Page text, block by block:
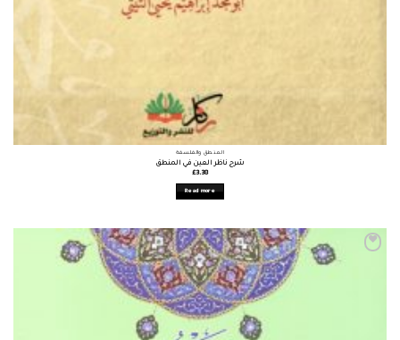
المنطق والفلسفة
شرح ناظر العين في المنطق
£3.38
Read more